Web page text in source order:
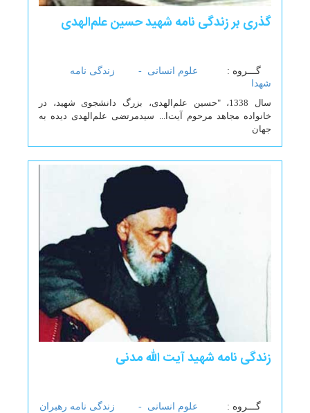
گذری بر زندگی نامه شهید حسین علم‌الهدی
گـــروه : علوم انسانی -
زندگی نامه
شهدا
سال 1338، "حسین علم‌الهدی، بزرگ دانشجوی شهید، در
خانواده مجاهد مرحوم آیت‌ا... سیدمرتضی علم‌الهدی دیده به
جهان
زندگی نامه شهيد آيت الله مدنی
گـــروه : علوم انسانی -
زندگی نامه رهبران